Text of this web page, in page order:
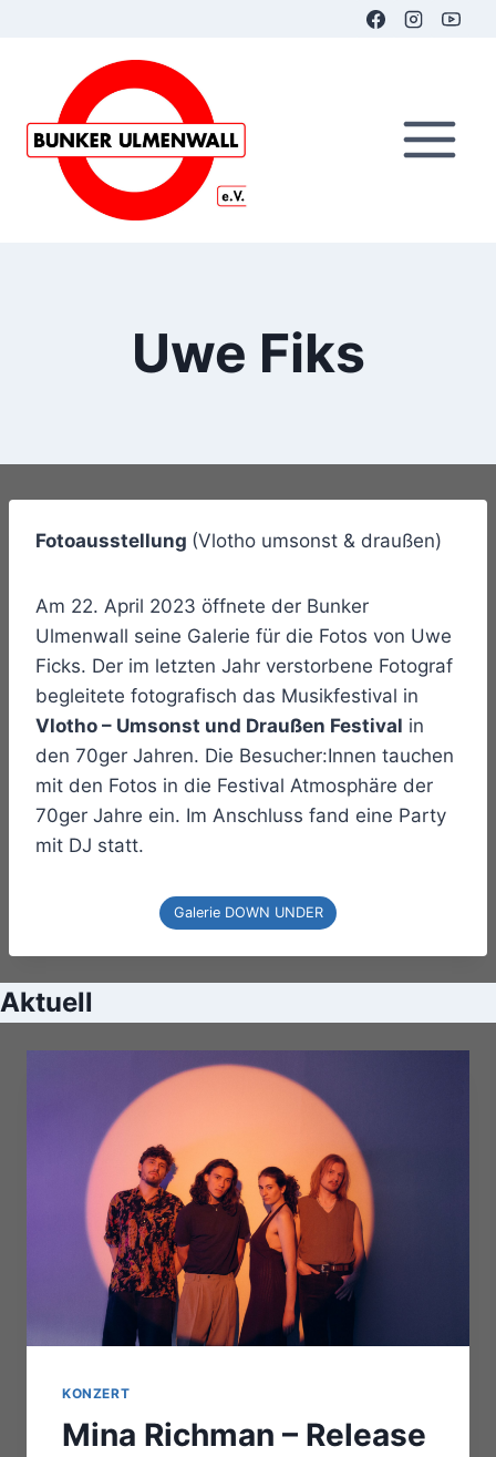
Uwe Fiks
Fotoausstellung (Vlotho umsonst & draußen)
Am 22. April 2023 öffnete der Bunker
Ulmenwall seine Galerie für die Fotos von Uwe
Ficks. Der im letzten Jahr verstorbene Fotograf
begleitete fotografisch das Musikfestival in
Vlotho – Umsonst und Draußen Festival in
den 70ger Jahren. Die Besucher:Innen tauchen
mit den Fotos in die Festival Atmosphäre der
70ger Jahre ein. Im Anschluss fand eine Party
mit DJ statt.
Galerie DOWN UNDER
Aktuell
KONZERT
Mina Richman – Release